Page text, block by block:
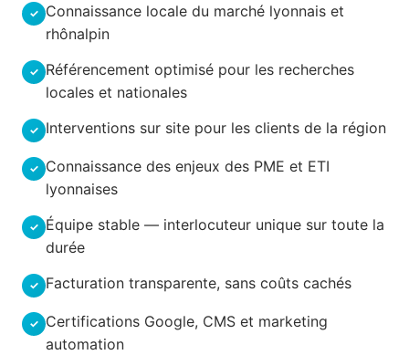
Connaissance locale du marché lyonnais et
rhônalpin
Référencement optimisé pour les recherches
locales et nationales
Interventions sur site pour les clients de la région
Connaissance des enjeux des PME et ETI
lyonnaises
Équipe stable — interlocuteur unique sur toute la
durée
Facturation transparente, sans coûts cachés
Certifications Google, CMS et marketing
automation